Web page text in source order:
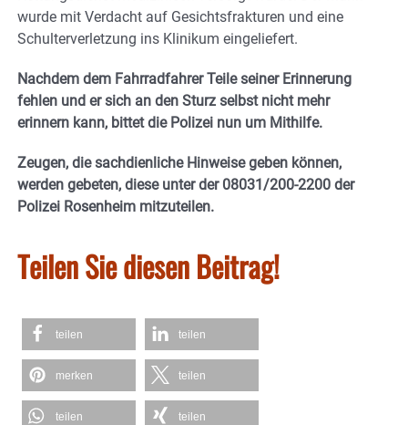
wurde mit Verdacht auf Gesichtsfrakturen und eine
Schulterverletzung ins Klinikum eingeliefert.
Nachdem dem Fahrradfahrer Teile seiner Erinnerung
fehlen und er sich an den Sturz selbst nicht mehr
erinnern kann, bittet die Polizei nun um Mithilfe.
Zeugen, die sachdienliche Hinweise geben können,
werden gebeten, diese unter der 08031/200-2200 der
Polizei Rosenheim mitzuteilen.
Teilen Sie diesen Beitrag!
teilen teilen
merken teilen
teilen teilen